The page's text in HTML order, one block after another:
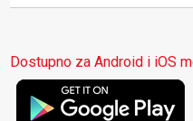
Dostupno za Android i iOS